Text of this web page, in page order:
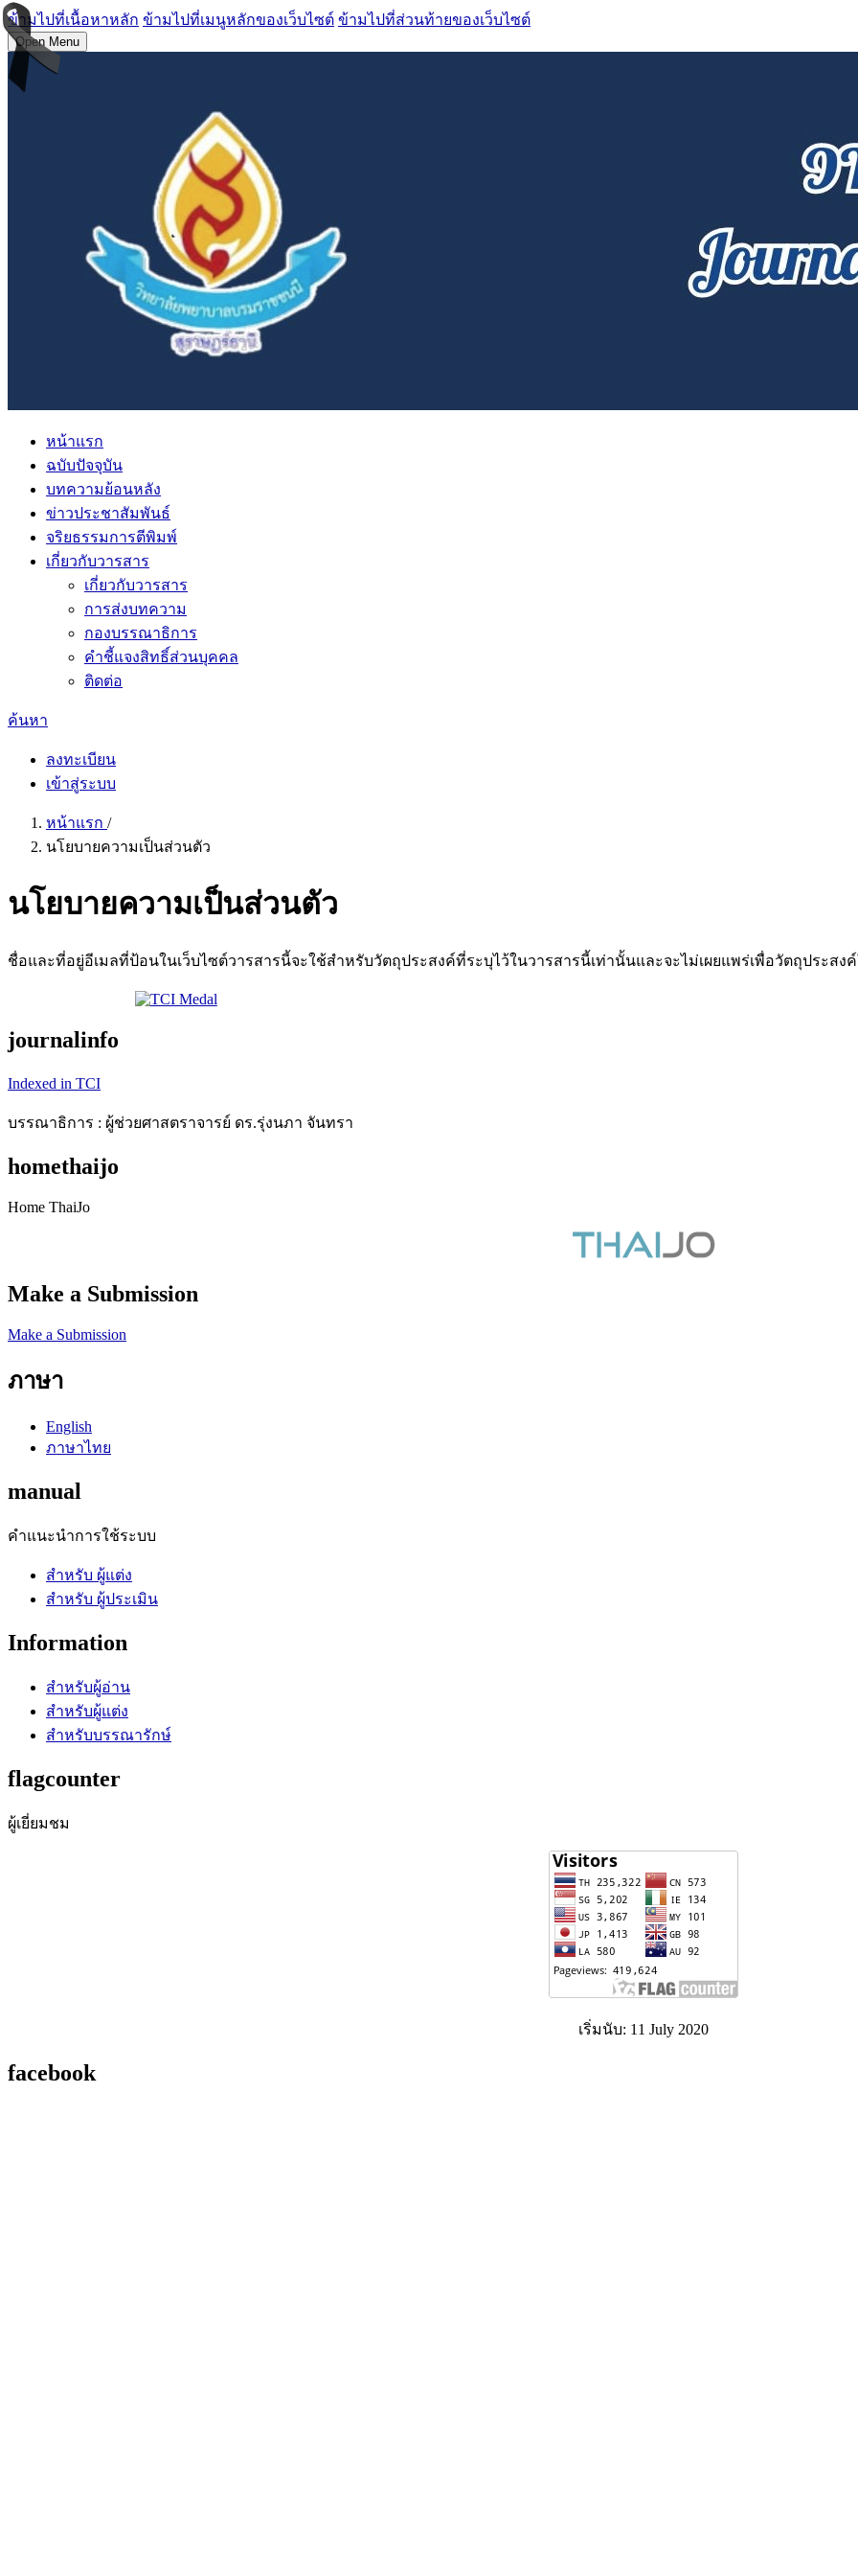
ข้ามไปที่เนื้อหาหลัก ข้ามไปที่เมนูหลักของเว็บไซต์ ข้ามไปที่ส่วนท้ายของเว็บไซต์
Open Menu
หน้าแรก
ฉบับปัจจุบัน
บทความย้อนหลัง
ข่าวประชาสัมพันธ์
จริยธรรมการตีพิมพ์
เกี่ยวกับวารสาร
เกี่ยวกับวารสาร
การส่งบทความ
กองบรรณาธิการ
คำชี้แจงสิทธิ์ส่วนบุคคล
ติดต่อ
ค้นหา
ลงทะเบียน
เข้าสู่ระบบ
หน้าแรก /
นโยบายความเป็นส่วนตัว
นโยบายความเป็นส่วนตัว
ชื่อและที่อยู่อีเมลที่ป้อนในเว็บไซต์วารสารนี้จะใช้สำหรับวัตถุประสงค์ที่ระบุไว้ในวารสารนี้เท่านั้นและจะไม่เผยแพร่เพื่อวัตถุประสง
journalinfo
Indexed in TCI
บรรณาธิการ : ผู้ช่วยศาสตราจารย์ ดร.รุ่งนภา จันทรา
homethaijo
Home ThaiJo
Make a Submission
Make a Submission
ภาษา
English
ภาษาไทย
manual
คำแนะนำการใช้ระบบ
สำหรับ ผู้แต่ง
สำหรับ ผู้ประเมิน
Information
สำหรับผู้อ่าน
สำหรับผู้แต่ง
สำหรับบรรณารักษ์
flagcounter
ผู้เยี่ยมชม
เริ่มนับ: 11 July 2020
facebook